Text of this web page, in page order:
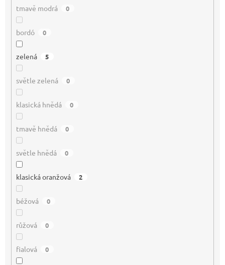
tmavě modrá 0
bordó 0
zelená 5
světle zelená 0
klasická hnědá 0
tmavě hnědá 0
světle hnědá 0
klasická oranžová 2
béžová 0
růžová 0
fialová 0